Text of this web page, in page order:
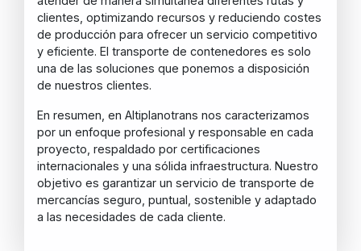
clientes, optimizando recursos y reduciendo costes
de producción para ofrecer un servicio competitivo
y eficiente. El transporte de contenedores es solo
una de las soluciones que ponemos a disposición
de nuestros clientes.
En resumen, en Altiplanotrans nos caracterizamos
por un enfoque profesional y responsable en cada
proyecto, respaldado por certificaciones
internacionales y una sólida infraestructura. Nuestro
objetivo es garantizar un servicio de transporte de
mercancías seguro, puntual, sostenible y adaptado
a las necesidades de cada cliente.